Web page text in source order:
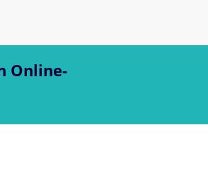
Online-